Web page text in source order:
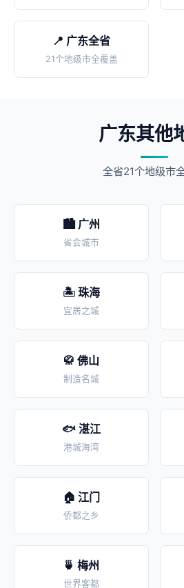
📍 广东全省
21个地级市全覆盖
广东其他
全省21个地级市
🏙️ 广州
省会城市
🏝️ 珠海
宜居之城
🥋 佛山
制造名城
🐟 湛江
港城海湾
🏠 江门
侨都之乡
🍵 梅州
世界客都